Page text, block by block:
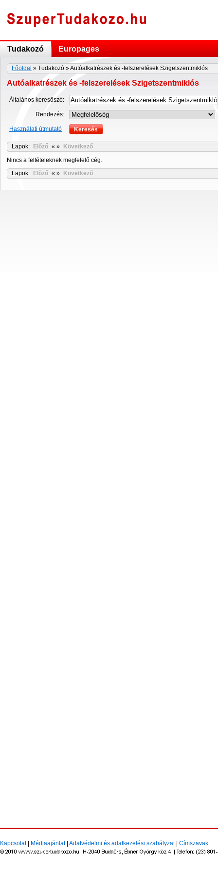
Tudakozó Europages
Főoldal » Tudakozó » Autóalkatrészek és -felszerelések Szigetszentmiklós
Autóalkatrészek és -felszerelések Szigetszentmiklós
Általános keresőszó:
Rendezés:
Használati útmutató
Lapok: Előző « »
Következő
Nincs a feltételeknek megfelelő cég.
Lapok:
Előző « » Következő
Kapcsolat| Médiaajánlat| Adatvédelmi és adatkezelési szabályzat| Címszavak